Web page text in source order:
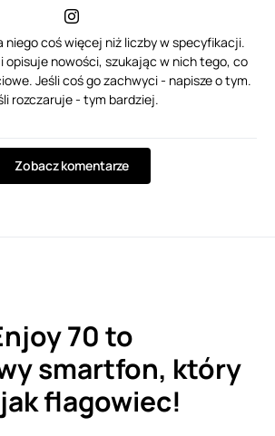
niego coś więcej niż liczby w specyfikacji.
opisuje nowości, szukając w nich tego, co
Jeśli coś go zachwyci - napisze o tym.
rozczaruje - tym bardziej.
Zobacz komentarze
70 to
smartfon, który
flagowiec!